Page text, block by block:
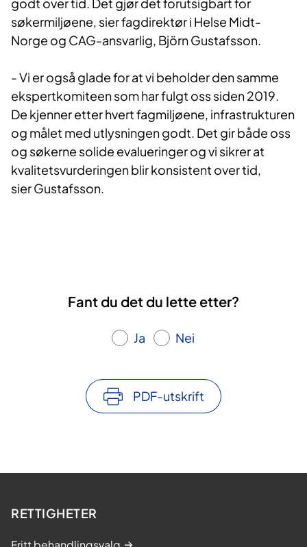
søkermiljøene, sier fagdirektør i Helse Midt-
Norge og CAG-ansvarlig,​ Björn Gustafsson.
- Vi er også glade for at vi beholder den samme
ekspertkomiteen som har fulgt oss siden 2019.
De kjenner etter hvert fagmiljøene, infrastrukturen
og målet med utlysningen godt. Det gir både oss
og søkerne solide evalueringer og vi sikrer at
kvalitetsvurderingen blir konsistent over tid,
sier Gustafsson​.
Fant du det du lette etter?
Ja Nei
PDF-utskrift
RETTIGHETER